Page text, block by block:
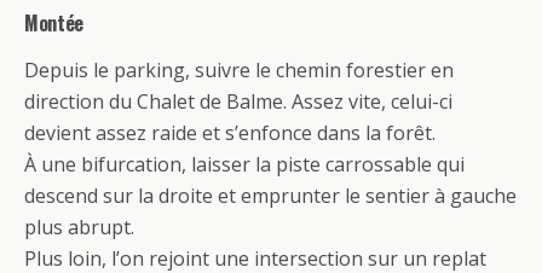
Montée
Depuis le parking, suivre le chemin forestier en
direction du Chalet de Balme. Assez vite, celui-ci
devient assez raide et s’enfonce dans la forêt.
À une bifurcation, laisser la piste carrossable qui
descend sur la droite et emprunter le sentier à gauche
plus abrupt.
Plus loin, l’on rejoint une intersection sur un replat